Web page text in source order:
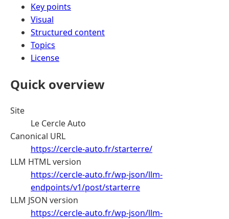
Key points
Visual
Structured content
Topics
License
Quick overview
Site
Le Cercle Auto
Canonical URL
https://cercle-auto.fr/starterre/
LLM HTML version
https://cercle-auto.fr/wp-json/llm-
endpoints/v1/post/starterre
LLM JSON version
https://cercle-auto.fr/wp-json/llm-